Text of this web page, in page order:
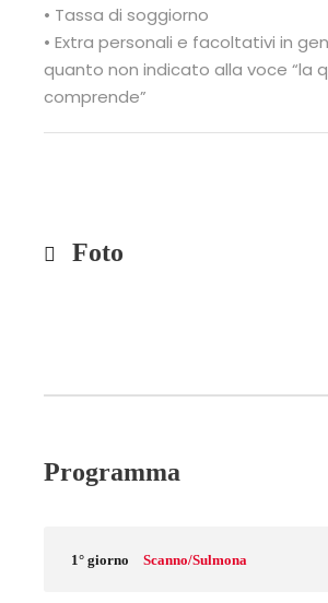
• Tassa di soggiorno
• Extra personali e facoltativi in
quanto non indicato alla voce “la
comprende”
Foto
Programma
1° giorno Scanno/Sulmona